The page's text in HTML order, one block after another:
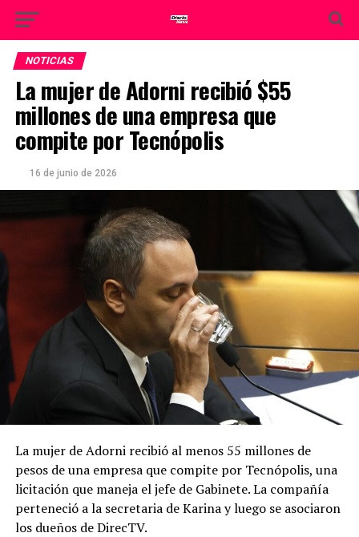
NOTICIAS
La mujer de Adorni recibió $55
millones de una empresa que
compite por Tecnópolis
16 de junio de 2026
La mujer de Adorni recibió al menos 55 millones de
pesos de una empresa que compite por Tecnópolis, una
licitación que maneja el jefe de Gabinete. La compañía
perteneció a la secretaria de Karina y luego se asociaron
los dueños de DirecTV.